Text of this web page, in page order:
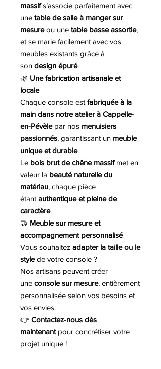
massifs’associe parfaitement avec
une table de salle à manger sur
mesureou une table basse assortie,
et se marie facilement avec vos
meubles existants grâce à
son design épuré.
🌿 Une fabrication artisanale et
locale
Chaque console est fabriquée à la
main dans notre atelier à Cappelle-
en-Pévèlepar nos menuisiers
passionnés, garantissant un meuble
unique et durable.
Le bois brut de chêne massifmet en
valeur la beauté naturelle du
matériau, chaque pièce
étant authentique et pleine de
caractère.
🤝 Meuble sur mesure et
accompagnement personnalisé
Vous souhaitez adapter la taille ou le
stylede votre console ?
Nos artisans peuvent créer
une console sur mesure, entièrement
personnalisée selon vos besoins et
vos envies.
👉 Contactez-nous dès
maintenantpour concrétiser votre
projet unique !